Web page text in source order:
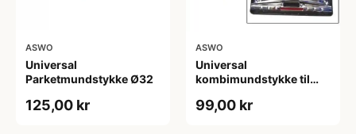
ASWO
Universal
Parketmundstykke Ø32
125,00 kr
ASWO
Universal
kombimundstykke til
99,00 kr